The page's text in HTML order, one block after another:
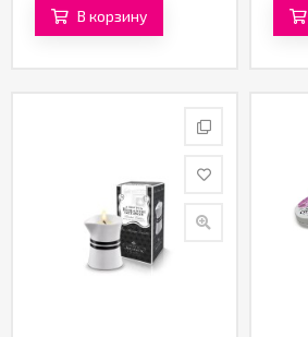
«System JO»
В корзину